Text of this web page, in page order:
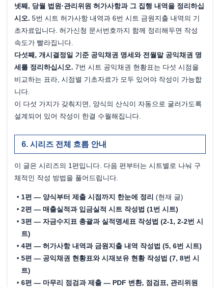
넷째, 당월 법원·관리위원 허가사항과 그 집행 내역을 정리하십
시오. 5번 시트 허가사항 내역과 6번 시트 금원지출 내역의 기
초자료입니다. 허가신청 문서번호까지 함께 정리해두면 작성
속도가 빨라집니다.
다섯째, 개시결정일 기준 공익채권 명세와 전월말 공익채권 명
세를 정리하십시오. 7번 시트 공익채권 현황표는 다섯 시점을
비교하는 표라, 시점별 기초자료가 모두 있어야 작성이 가능합
니다.
이 다섯 가지가 갖춰지면, 양식의 산식이 자동으로 굴러가도록
설계되어 있어 작성이 한결 수월해집니다.
시리즈 전체 흐름 안내
이 글은 시리즈의 1편입니다. 다음 편부터는 시트별로 나눠 구
체적인 작성 방법을 풀어드립니다.
1편 — 양식부터 제출 시점까지 한눈에 정리 (현재 글)
2편 — 매출실적과 입금실적 시트 작성법 (1번 시트)
3편 — 자금수지표 총괄과 실적명세표 작성법 (2-1, 2-2번 시
트)
4편 — 허가사항 내역과 금원지출 내역 작성법 (5, 6번 시트)
5편 — 공익채권 현황표와 시재보유 현황 작성법 (7, 8번 시
트)
6편 — 마무리 점검과 제출 — PDF 변환, 점검표, 관리위원